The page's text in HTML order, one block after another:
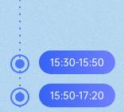
15:30-15:50
15:50-17:20